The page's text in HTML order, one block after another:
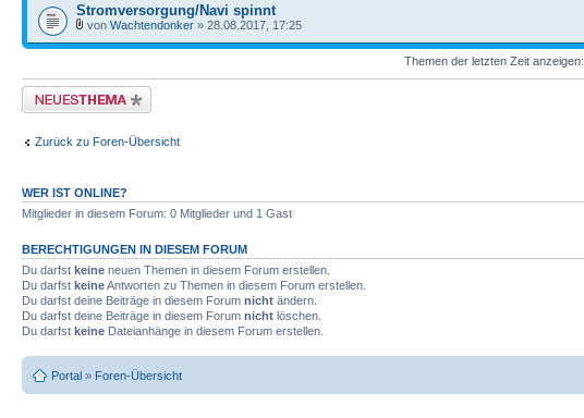
Stromversorgung/Navi spinnt
von Wachtendonker » 28.08.2017, 17:25
Themen der letzten Zeit anzeigen:
Neues Thema erstellen
Zurück zu Foren-Übersicht
WER IST ONLINE?
Mitglieder in diesem Forum: 0 Mitglieder und 1 Gast
BERECHTIGUNGEN IN DIESEM FORUM
Du darfst keine neuen Themen in diesem Forum erstellen.
Du darfst keineAntworten zu Themen in diesem Forum erstellen.
Du darfst deine Beiträge in diesem Forum nicht ändern.
Du darfst deine Beiträge in diesem Forum nicht löschen.
Du darfst keine Dateianhänge in diesem Forum erstellen.
Portal » Foren-Übersicht